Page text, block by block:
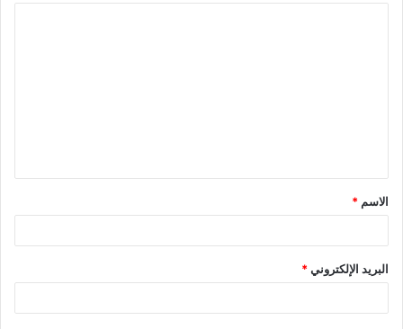
ق
*
الاسم *
البريد الإلكتروني*